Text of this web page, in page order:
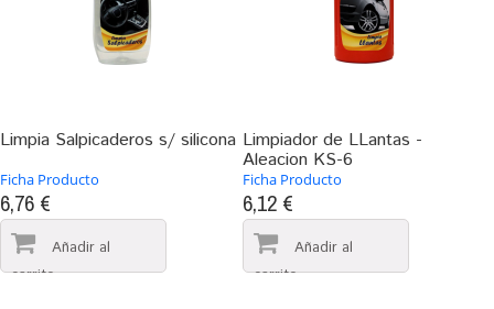
Limpia Salpicaderos s/ silicona
Ficha Producto
6,76 €
Limpiador de LLantas -
Aleacion KS-6
Ficha Producto
6,12 €